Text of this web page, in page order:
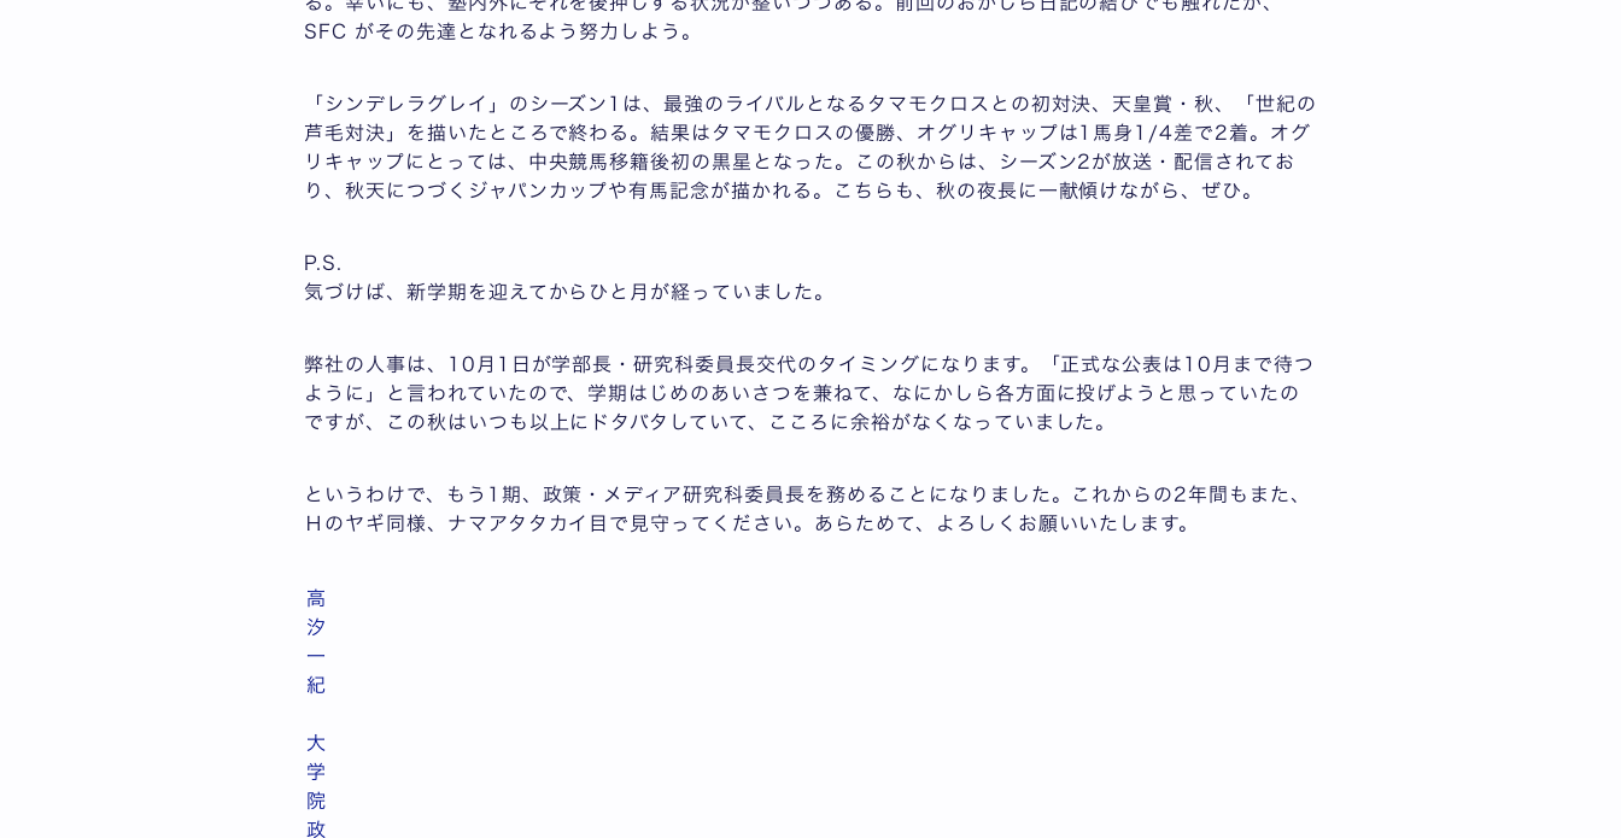
SFC がその先達となれるよう努力しよう。
「シンデレラグレイ」のシーズン1は、最強のライバルとなるタマモクロスとの初対決、天皇賞・秋、「世紀の
芦毛対決」を描いたところで終わる。結果はタマモクロスの優勝、オグリキャップは1馬身1/4差で2着。オグ
リキャップにとっては、中央競馬移籍後初の黒星となった。この秋からは、シーズン2が放送・配信されてお
り、秋天につづくジャパンカップや有馬記念が描かれる。こちらも、秋の夜長に一献傾けながら、ぜひ。
P.S.
気づけば、新学期を迎えてからひと月が経っていました。
弊社の人事は、10月1日が学部長・研究科委員長交代のタイミングになります。「正式な公表は10月まで待つ
ように」と言われていたので、学期はじめのあいさつを兼ねて、なにかしら各方面に投げようと思っていたの
ですが、この秋はいつも以上にドタバタしていて、こころに余裕がなくなっていました。
というわけで、もう1期、政策・メディア研究科委員長を務めることになりました。これからの2年間もまた、
Ηのヤギ同様、ナマアタタカイ目で見守ってください。あらためて、よろしくお願いいたします。
高
汐
一
紀
大
学
院
政